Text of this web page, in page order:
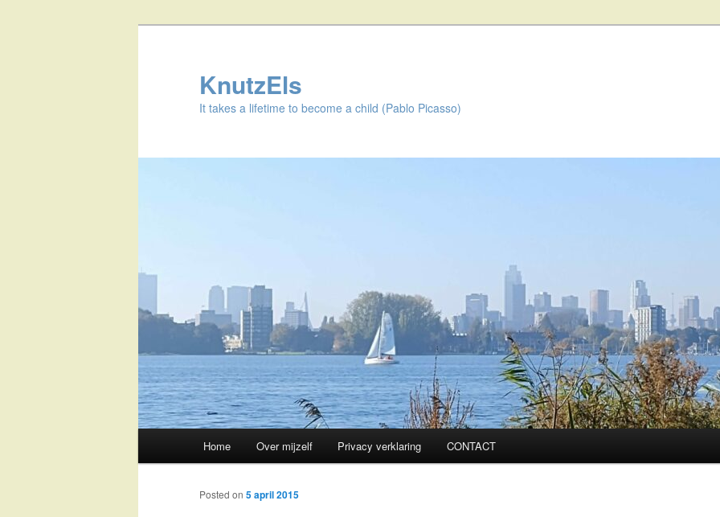
KnutzEls
It takes a lifetime to become a child (Pablo Picasso)
Skip
to
Home Over mijzelf Privacy verklaring CONTACT
Posted on 5 april 2015